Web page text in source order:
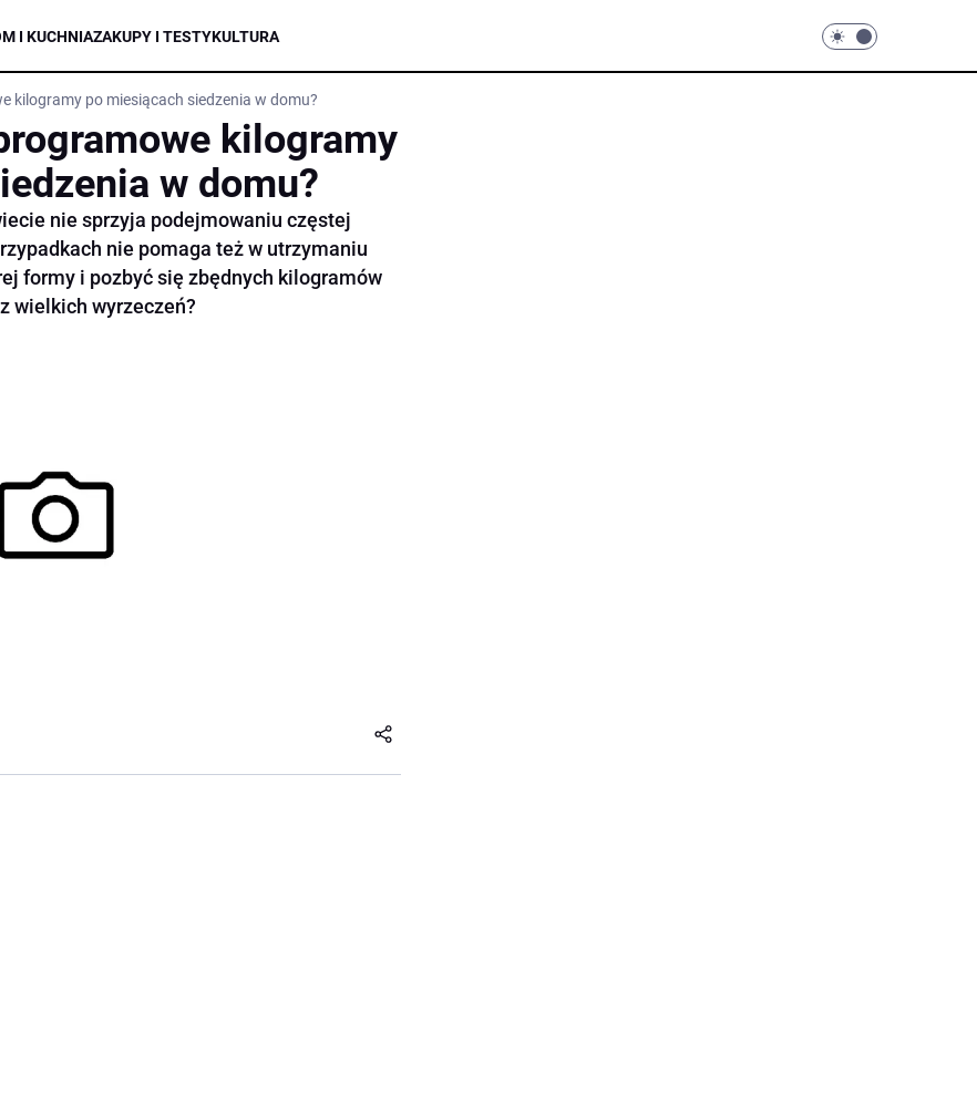
I KUCHNIAZAKUPY I TESTYKULTURA
kilogramy po miesiącach siedzenia w domu?
kilogramy
w domu?
nie sprzyja podejmowaniu częstej
nie pomaga też w utrzymaniu
formy i pozbyć się zbędnych kilogramów
wielkich wyrzeczeń?